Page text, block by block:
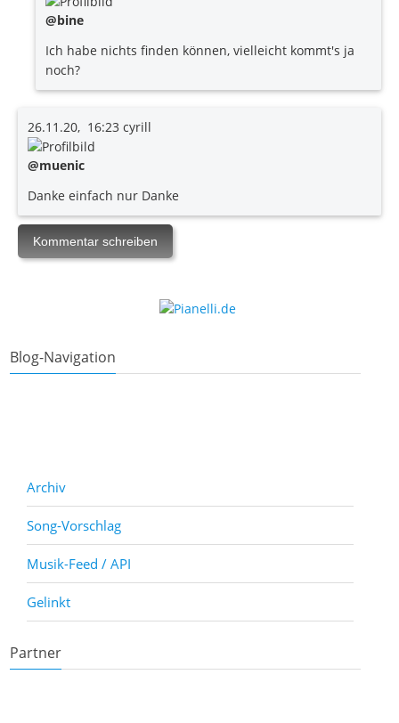
@bine
Ich habe nichts finden können, vielleicht kommt's ja
noch?
26.11.20, 16:23 cyrill
@muenic
Danke einfach nur Danke
Blog-Navigation
Archiv
Song-Vorschlag
Musik-Feed / API
Gelinkt
Partner